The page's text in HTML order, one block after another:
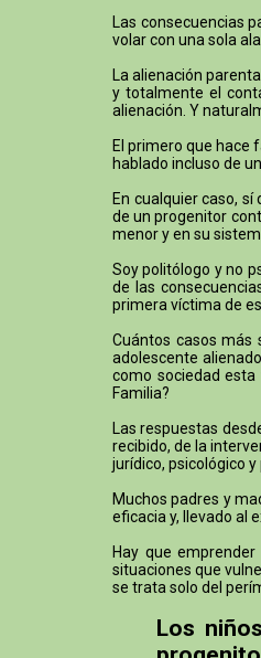
Las consecuencias
volar con una sola ala.
La alienación
y totalmente el
alienación. Y
El primero que hace
hablado incluso de
En cualquier caso,
de un progenitor
menor y en su
Soy politólogo y no
de las
primera víctima de
Cuántos casos más
adolescente
como sociedad
Familia?
Las respuestas
recibido, de la
jurídico, psicológico y
Muchos padres y
eficacia y, llevado al
Hay que
situaciones que
se trata solo del
Los